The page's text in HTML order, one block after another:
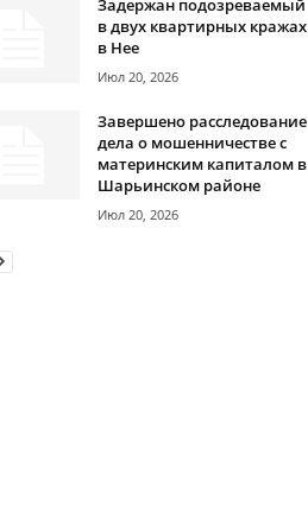
Задержан подозреваемый
в двух квартирных кражах
в Нее
Июл 20, 2026
Завершено расследование
дела о мошенничестве с
материнским капиталом в
Шарьинском районе
Июл 20, 2026